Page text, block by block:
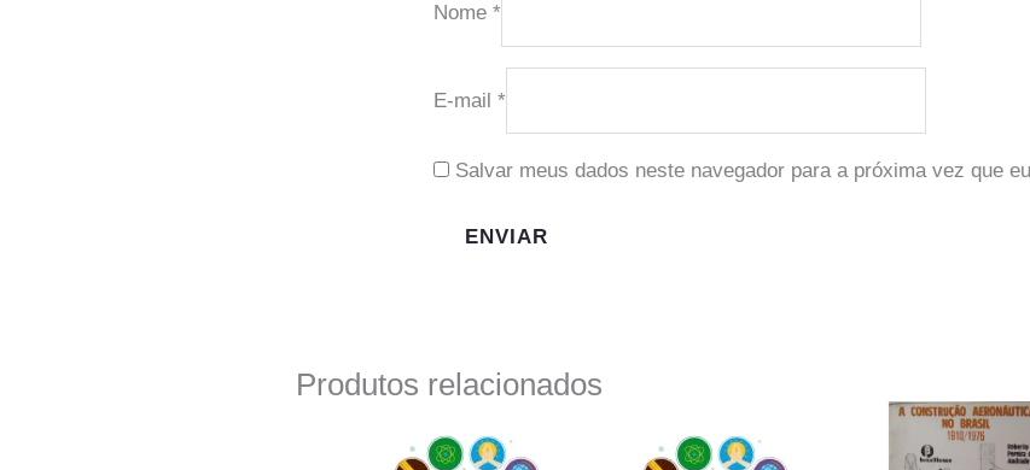
Nome *
E-mail *
Salvar meus dados neste navegador para a próxima vez que
Produtos relacionados